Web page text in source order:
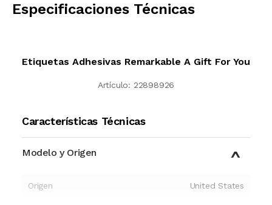
Especificaciones Técnicas
Etiquetas Adhesivas Remarkable A Gift For You
Artículo: 22898926
Características Técnicas
Modelo y Origen
Origen United States